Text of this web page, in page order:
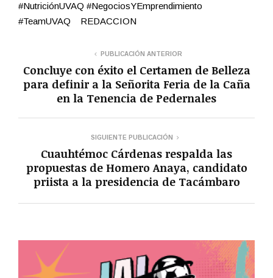
#NutriciónUVAQ #NegociosYEmprendimiento
#TeamUVAQ REDACCION
PUBLICACIÓN ANTERIOR
Concluye con éxito el Certamen de Belleza
para definir a la Señorita Feria de la Caña
en la Tenencia de Pedernales
SIGUIENTE PUBLICACIÓN
Cuauhtémoc Cárdenas respalda las
propuestas de Homero Anaya, candidato
priista a la presidencia de Tacámbaro